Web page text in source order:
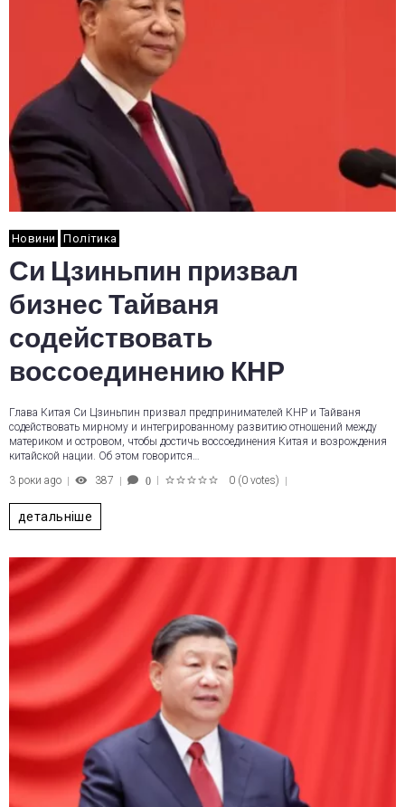
Новини Політика
Си Цзиньпин призвал
бизнес Тайваня
содействовать
воссоединению КНР
Глава Китая Си Цзиньпин призвал предпринимателей КНР и Тайваня
содействовать мирному и интегрированному развитию отношений между
материком и островом, чтобы достичь воссоединения Китая и возрождения
китайской нации. Об этом говорится…
3 роки ago
387 0 0 (0 votes)
детальніше